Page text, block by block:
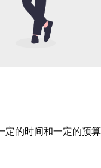
的时间和一定的预